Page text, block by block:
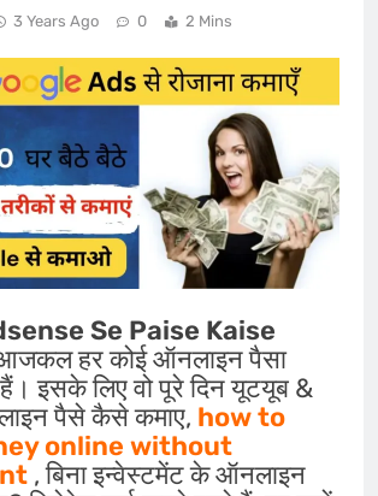
3 Years Ago 0 2 Mins
Se Paise Kaise
हर कोई ऑनलाइन पैसा
इसके लिए वो पूरे दिन यूटयूब &
पैसे कैसे कमाए, how to
online without
, बिना इन्वेस्टमेंट के ऑनलाइन